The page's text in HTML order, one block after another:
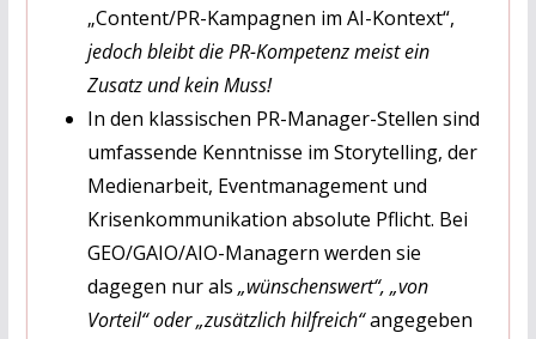
„Content/PR-Kampagnen im AI-Kontext“,
jedoch bleibt die PR-Kompetenz meist ein
Zusatz und kein Muss!
In den klassischen PR-Manager-Stellen sind
umfassende Kenntnisse im Storytelling, der
Medienarbeit, Eventmanagement und
Krisenkommunikation absolute Pflicht. Bei
GEO/GAIO/AIO-Managern werden sie
dagegen nur als „wünschenswert“, „von
Vorteil“ oder „zusätzlich hilfreich“angegeben